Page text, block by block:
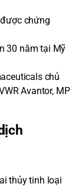
chứng
30 năm tại Mỹ
chủ
Avantor, MP
thủy tinh loại